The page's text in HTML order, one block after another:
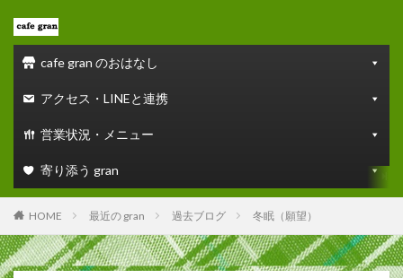
cafe gran のおはなし
アクセス・LINEと連携
営業状況・メニュー
寄り添う gran
HOME 最近の gran 過去ブログ 冬眠（願望）